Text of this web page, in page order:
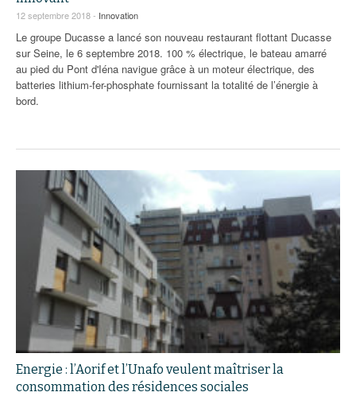
12 septembre 2018 - Innovation
Le groupe Ducasse a lancé son nouveau restaurant flottant Ducasse
sur Seine, le 6 septembre 2018. 100 % électrique, le bateau amarré
au pied du Pont d'Iéna navigue grâce à un moteur électrique, des
batteries lithium-fer-phosphate fournissant la totalité de l’énergie à
bord.
Energie : l’Aorif et l’Unafo veulent maîtriser la
consommation des résidences sociales